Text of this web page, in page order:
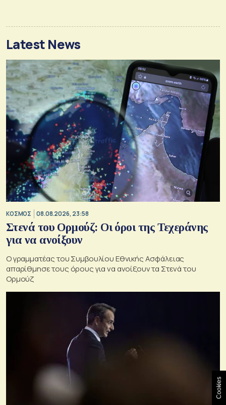
Latest News
ΚΟΣΜΟΣ 08.08.2026, 23:58
Στενά του Ορμούζ: Οι όροι της Τεχεράνης
για να ανοίξουν
Ο γραμματέας του Συμβουλίου Εθνικής Ασφάλειας
απαρίθμησε τους όρους για να ανοίξουν τα Στενά του
Ορμούζ
Cookies